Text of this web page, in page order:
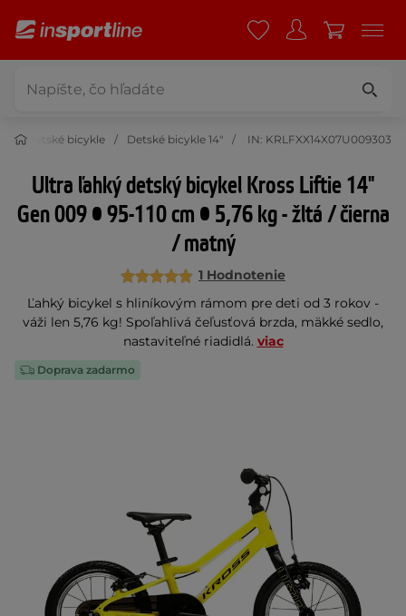
Detské bicykle Detské bicykle 14" IN: KRLFXX14X07U009303
Ultra ľahký detský bicykel Kross Liftie 14"
Gen 009 • 95-110 cm • 5,76 kg - žltá / čierna
/ matný
1 Hodnotenie
Ľahký bicykel s hliníkovým rámom pre deti od 3 rokov -
váži len 5,76 kg! Spoľahlivá čeľusťová brzda, mäkké sedlo,
nastaviteľné riadidlá. viac
Doprava zadarmo